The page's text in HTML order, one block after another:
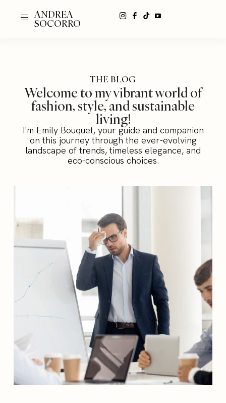
ANDREA
SOCORRO
THE BLOG
Welcome to my vibrant world of
fashion, style, and sustainable
living!
I'm Emily Bouquet, your guide and companion
on this journey through the ever-evolving
landscape of trends, timeless elegance, and
eco-conscious choices.